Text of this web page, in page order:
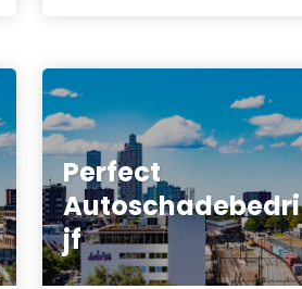
Perfect
Autoschadebedri
jf